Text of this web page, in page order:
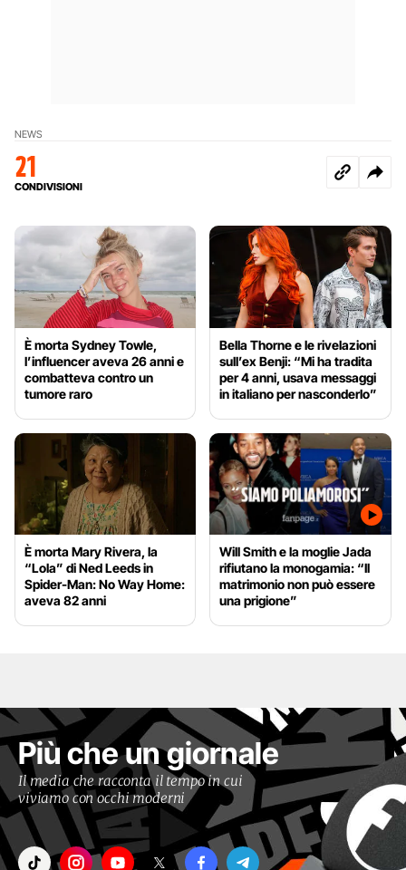
NEWS
21
CONDIVISIONI
È morta Sydney Towle,
l’influencer aveva 26 anni e
combatteva contro un
tumore raro
Bella Thorne e le rivelazioni
sull’ex Benji: “Mi ha tradita
per 4 anni, usava messaggi
in italiano per nasconderlo”
È morta Mary Rivera, la
“Lola” di Ned Leeds in
Spider-Man: No Way Home:
aveva 82 anni
Will Smith e la moglie Jada
rifiutano la monogamia: “Il
matrimonio non può essere
una prigione”
Più che un giornale
Il media che racconta il tempo in cui
viviamo con occhi moderni